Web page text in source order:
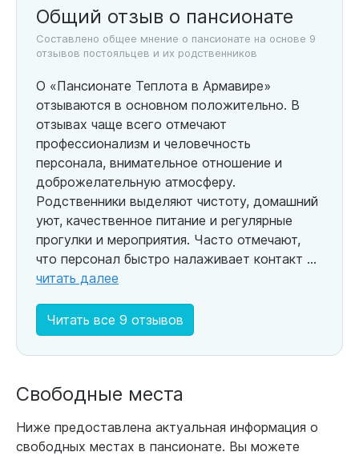
Общий отзыв о пансионате
Составлено общее мнение о пансионате на основе 9
отзывов постояльцев и их родственников
О «Пансионате Теплота в Армавире»
отзываются в основном положительно. В
отзывах чаще всего отмечают
профессионализм и человечность
персонала, внимательное отношение и
доброжелательную атмосферу.
Родственники выделяют чистоту, домашний
уют, качественное питание и регулярные
прогулки и мероприятия. Часто отмечают,
что персонал быстро налаживает контакт ...
читать далее
Читать все 9 отзывов
Свободные места
Ниже предоставлена актуальная информация о
свободных местах в пансионате. Вы можете